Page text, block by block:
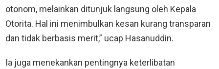
otonom, melainkan ditunjuk langsung oleh Kepala
Otorita. Hal ini menimbulkan kesan kurang transparan
dan tidak berbasis merit,” ucap Hasanuddin.
Ia juga menekankan pentingnya keterlibatan